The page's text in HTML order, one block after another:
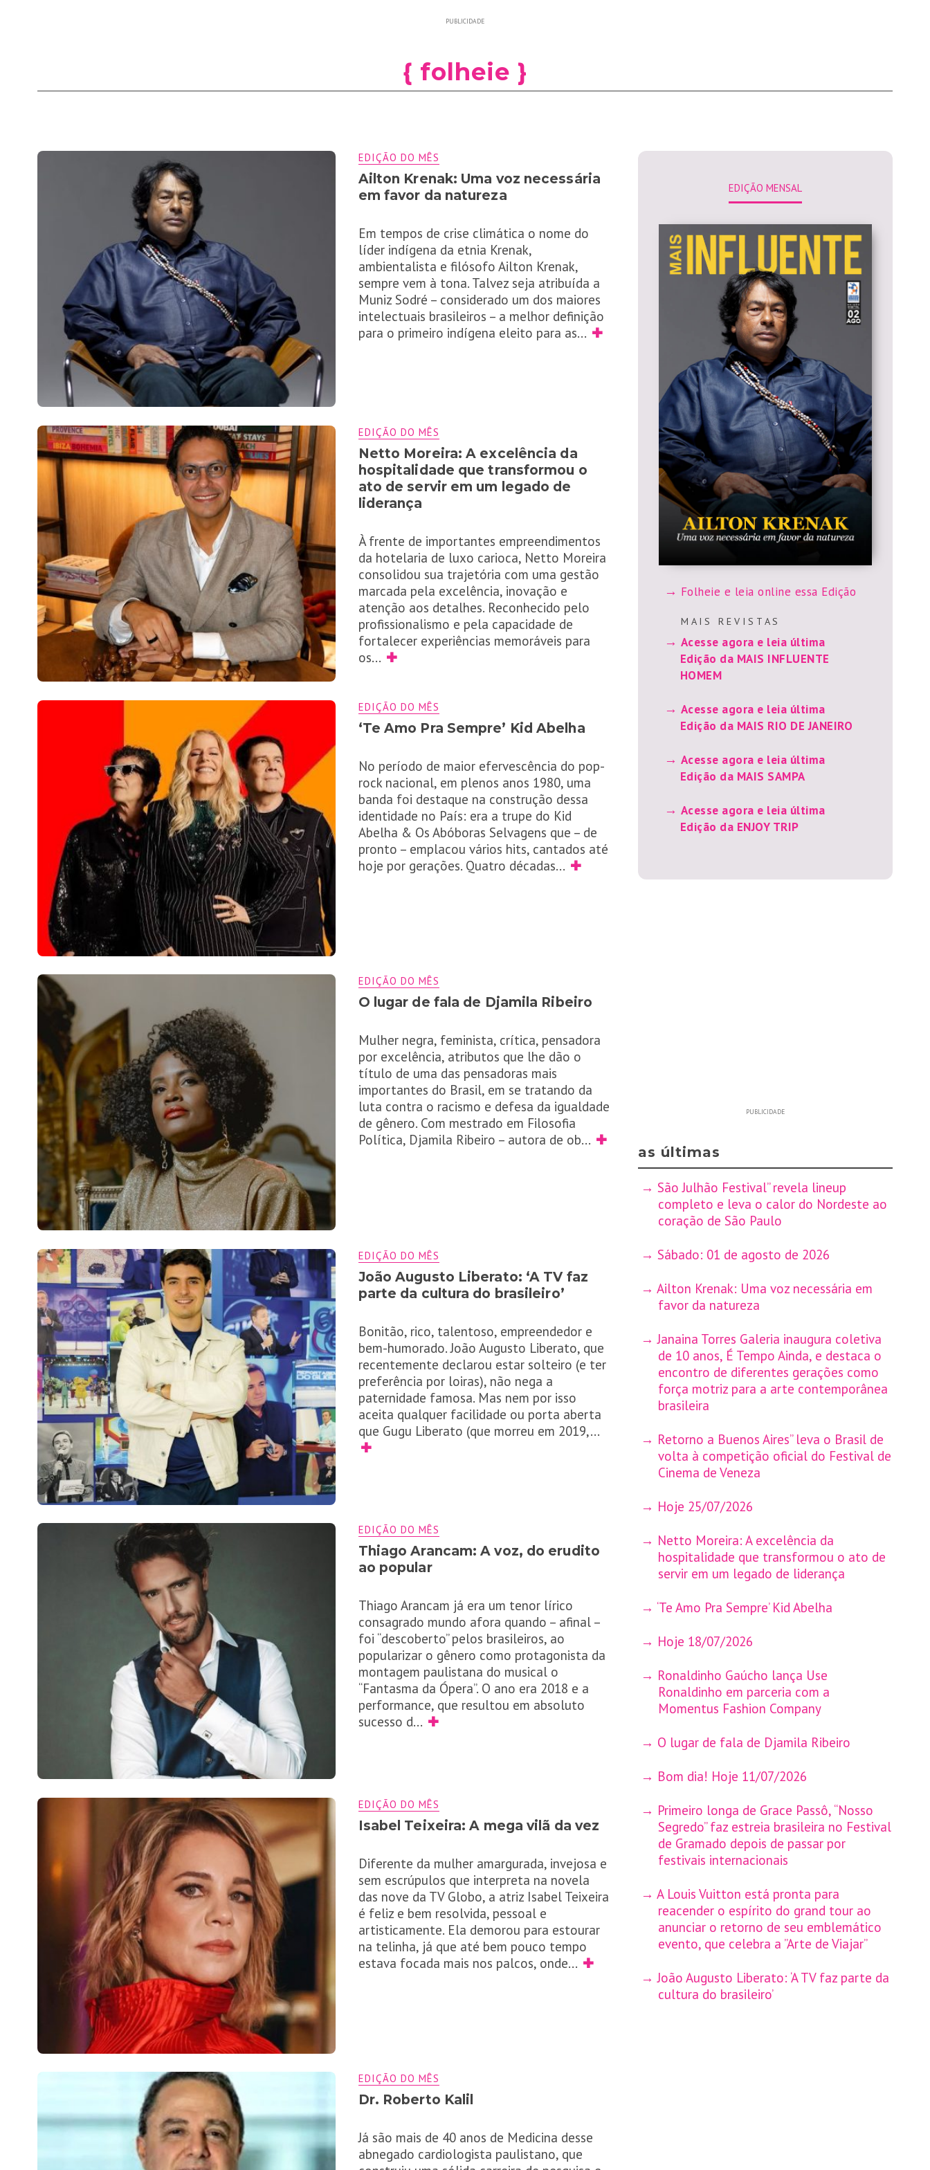
PUBLICIDADE
{ folheie }
EDIÇÃO DO MÊS
Ailton Krenak: Uma voz necessária
em favor da natureza
Em tempos de crise climática o nome do
líder indígena da etnia Krenak,
ambientalista e filósofo Ailton Krenak,
sempre vem à tona. Talvez seja atribuída a
Muniz Sodré – considerado um dos maiores
intelectuais brasileiros – a melhor definição
para o primeiro indígena eleito para as... ✚
EDIÇÃO DO MÊS
Netto Moreira: A excelência da
hospitalidade que transformou o
ato de servir em um legado de
liderança
À frente de importantes empreendimentos
da hotelaria de luxo carioca, Netto Moreira
consolidou sua trajetória com uma gestão
marcada pela excelência, inovação e
atenção aos detalhes. Reconhecido pelo
profissionalismo e pela capacidade de
fortalecer experiências memoráveis para
os... ✚
EDIÇÃO DO MÊS
‘Te Amo Pra Sempre’ Kid Abelha
No período de maior efervescência do pop-
rock nacional, em plenos anos 1980, uma
banda foi destaque na construção dessa
identidade no País: era a trupe do Kid
Abelha & Os Abóboras Selvagens que – de
pronto – emplacou vários hits, cantados até
hoje por gerações. Quatro décadas... ✚
EDIÇÃO DO MÊS
O lugar de fala de Djamila Ribeiro
Mulher negra, feminista, crítica, pensadora
por excelência, atributos que lhe dão o
título de uma das pensadoras mais
importantes do Brasil, em se tratando da
luta contra o racismo e defesa da igualdade
de gênero. Com mestrado em Filosofia
Política, Djamila Ribeiro – autora de ob... ✚
EDIÇÃO DO MÊS
João Augusto Liberato: ‘A TV faz
parte da cultura do brasileiro’
Bonitão, rico, talentoso, empreendedor e
bem-humorado. João Augusto Liberato, que
recentemente declarou estar solteiro (e ter
preferência por loiras), não nega a
paternidade famosa. Mas nem por isso
aceita qualquer facilidade ou porta aberta
que Gugu Liberato (que morreu em 2019,...
✚
EDIÇÃO DO MÊS
Thiago Arancam: A voz, do erudito
ao popular
Thiago Arancam já era um tenor lírico
consagrado mundo afora quando – afinal –
foi “descoberto” pelos brasileiros, ao
popularizar o gênero como protagonista da
montagem paulistana do musical o
“Fantasma da Ópera”. O ano era 2018 e a
performance, que resultou em absoluto
sucesso d... ✚
EDIÇÃO DO MÊS
Isabel Teixeira: A mega vilã da vez
Diferente da mulher amargurada, invejosa e
sem escrúpulos que interpreta na novela
das nove da TV Globo, a atriz Isabel Teixeira
é feliz e bem resolvida, pessoal e
artisticamente. Ela demorou para estourar
na telinha, já que até bem pouco tempo
estava focada mais nos palcos, onde... ✚
EDIÇÃO DO MÊS
Dr. Roberto Kalil
Já são mais de 40 anos de Medicina desse
abnegado cardiologista paulistano, que
EDIÇÃO MENSAL
Folheie e leia online essa Edição
M A I S R E V I S T A S
Acesse agora e leia última
Edição da MAIS INFLUENTE
HOMEM
Acesse agora e leia última
Edição da MAIS RIO DE JANEIRO
Acesse agora e leia última
Edição da MAIS SAMPA
Acesse agora e leia última
Edição da ENJOY TRIP
PUBLICIDADE
as últimas
São Julhão Festival” revela lineup
completo e leva o calor do Nordeste ao
coração de São Paulo
Sábado: 01 de agosto de 2026
Ailton Krenak: Uma voz necessária em
favor da natureza
Janaina Torres Galeria inaugura coletiva
de 10 anos, É Tempo Ainda, e destaca o
encontro de diferentes gerações como
força motriz para a arte contemporânea
brasileira
Retorno a Buenos Aires” leva o Brasil de
volta à competição oficial do Festival de
Cinema de Veneza
Hoje 25/07/2026
Netto Moreira: A excelência da
hospitalidade que transformou o ato de
servir em um legado de liderança
‘Te Amo Pra Sempre’ Kid Abelha
Hoje 18/07/2026
Ronaldinho Gaúcho lança Use
Ronaldinho em parceria com a
Momentus Fashion Company
O lugar de fala de Djamila Ribeiro
Bom dia! Hoje 11/07/2026
Primeiro longa de Grace Passô, “Nosso
Segredo” faz estreia brasileira no Festival
de Gramado depois de passar por
festivais internacionais
A Louis Vuitton está pronta para
reacender o espírito do grand tour ao
anunciar o retorno de seu emblemático
evento, que celebra a ”Arte de Viajar”
João Augusto Liberato: ‘A TV faz parte da
cultura do brasileiro’